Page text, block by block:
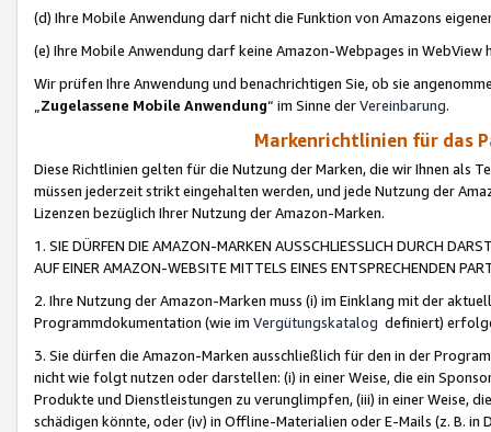
(d) Ihre Mobile Anwendung darf nicht die Funktion von Amazons
(e) Ihre Mobile Anwendung darf keine Amazon-Webpages in WebView
Wir prüfen Ihre Anwendung und benachrichtigen Sie, ob sie
„Zugelassene Mobile Anwendung“ im Sinne derVereinbarung.
Markenrichtlinien für das
Diese Richtlinien gelten für die Nutzung der Marken, die wir Ihnen als
müssen jederzeit strikt eingehalten werden, und jede Nutzung der
Lizenzen bezüglich Ihrer Nutzung der Amazon-Marken.
1. SIE DÜRFEN DIE AMAZON-MARKEN AUSSCHLIESSLICH DURCH
AUF EINER AMAZON-WEBSITE MITTELS EINES ENTSPRECHENDEN
2. Ihre Nutzung der Amazon-Marken muss (i) im Einklang mit der
Programmdokumentation (wie im Vergütungskatalog definiert)
3. Sie dürfen die Amazon-Marken ausschließlich für den in der
nicht wie folgt nutzen oder darstellen: (i) in einer Weise, die ein
Produkte und Dienstleistungen zu verunglimpfen, (iii) in einer Weise,
schädigen könnte, oder (iv) in Offline-Materialien oder E-Mails (z. B. in